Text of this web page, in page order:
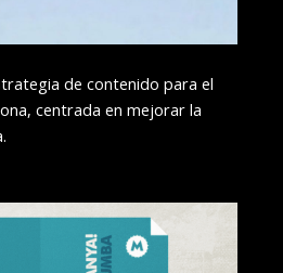
de contenido para el
centrada en mejorar la